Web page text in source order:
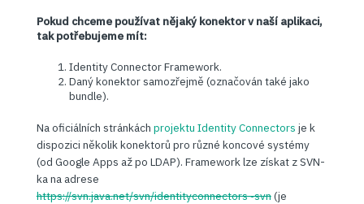
Pokud chceme používat nějaký konektor v naší aplikaci,
tak potřebujeme mít:
Identity Connector Framework.
Daný konektor samozřejmě (označován také jako
bundle).
Na oficiálních stránkách projektu Identity Connectors je k
dispozici několik konektorů pro různé koncové systémy
(od Google Apps až po LDAP). Framework lze získat z SVN-
ka na adrese
https://svn.java.net/svn/identityconnectors~svn(je